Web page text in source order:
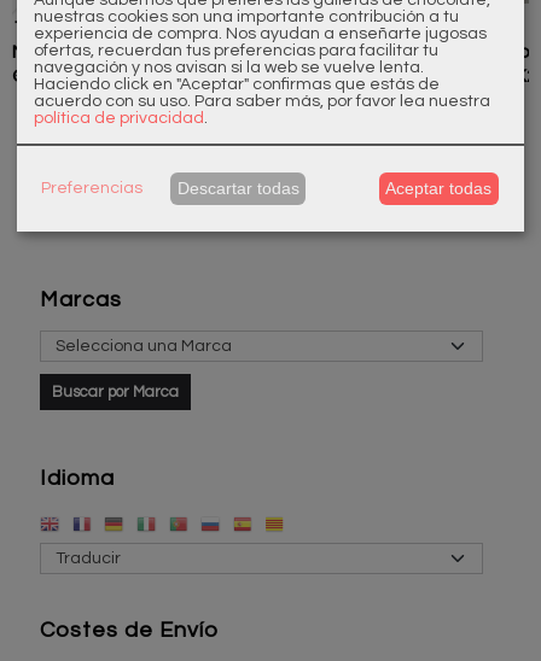
Marcas
Idioma
Costes de Envío
170608110
Monomando
Cocina 170
193,60 €
Monoblock
Cocina
Armonia
111606370
242,00 €
173604240
Monomando
2 Agujeros K2
338,80 €
173604110
Monomando
2 agujeros K2
260,15 €
nuestras cookies son una importante contribución a tu
experiencia de compra. Nos ayudan a enseñarte jugosas
ofertas, recuerdan tus preferencias para facilitar tu
navegación y nos avisan si la web se vuelve lenta.
Haciendo click en "Aceptar" confirmas que estás de
acuerdo con su uso. Para saber más, por favor lea nuestra
política de privacidad
Preferencias Descartar todas Aceptar todas